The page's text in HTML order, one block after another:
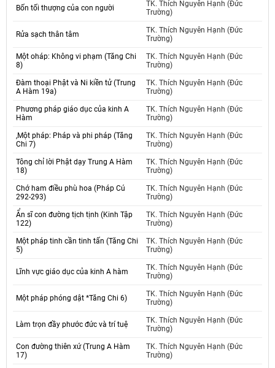
Bốn tối thượng của con người
TK. Thích Nguyên Hạnh (Đức
Trường)
Rửa sạch thân tâm
TK. Thích Nguyên Hạnh (Đức
Trường)
Một oháp: Không vi phạm (Tăng Chi
8)
TK. Thích Nguyên Hạnh (Đức
Trường)
Đàm thoại Phật và Ni kiền tử (Trung
A Hàm 19a)
TK. Thích Nguyên Hạnh (Đức
Trường)
Phương pháp giáo dục của kinh A
Hàm
TK. Thích Nguyên Hạnh (Đức
Trường)
,Một pháp: Pháp và phi pháp (Tăng
Chi 7)
TK. Thích Nguyên Hạnh (Đức
Trường)
Tông chỉ lời Phật dạy Trung A Hàm
18)
TK. Thích Nguyên Hạnh (Đức
Trường)
Chớ ham điều phù hoa (Pháp Cú
292-293)
TK. Thích Nguyên Hạnh (Đức
Trường)
Ẩn sĩ con đường tịch tịnh (Kinh Tập
122)
TK. Thích Nguyên Hạnh (Đức
Trường)
Một pháp tinh cần tinh tấn (Tăng Chi
5)
TK. Thích Nguyên Hạnh (Đức
Trường)
Lĩnh vực giáo dục của kinh A hàm
TK. Thích Nguyên Hạnh (Đức
Trường)
Một pháp phóng dật *Tăng Chi 6)
TK. Thích Nguyên Hạnh (Đức
Trường)
Làm trọn đầy phước đức và trí tuệ
TK. Thích Nguyên Hạnh (Đức
Trường)
Con đường thiên xứ (Trung A Hàm
17)
TK. Thích Nguyên Hạnh (Đức
Trường)